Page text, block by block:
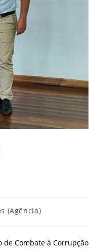
(Agência)
de Combate à Corrupção